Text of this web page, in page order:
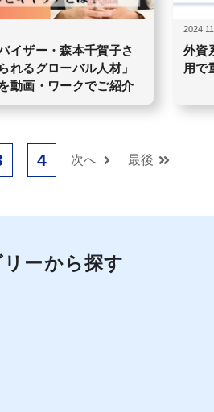
イザー・森本千賀子さ
れるグローバル人材」
動画・ワークでご紹介
外資
用で
4 次へ 最後
ーから探す